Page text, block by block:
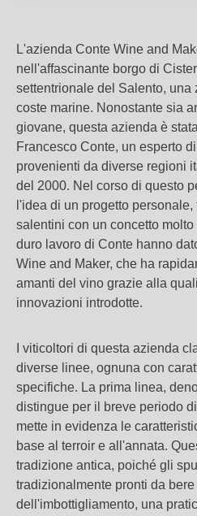
L'azienda Conte Wine and
nell'affascinante borgo di
settentrionale del Salento,
coste marine. Nonostante sia
giovane, questa azienda è
Francesco Conte, un esperto
provenienti da diverse regioni
del 2000. Nel corso di questo
l'idea di un progetto
salentini con un concetto
duro lavoro di Conte hanno
Wine and Maker, che ha
amanti del vino grazie alla
innovazioni introdotte.
I viticoltori di questa azienda
diverse linee, ognuna con
specifiche. La prima linea,
distingue per il breve periodo
mette in evidenza le
base al terroir e all'annata.
tradizione antica, poiché gli
tradizionalmente pronti da
dell'imbottigliamento, una